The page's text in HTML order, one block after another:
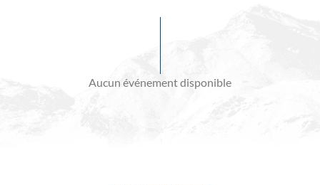
Aucun événement disponible